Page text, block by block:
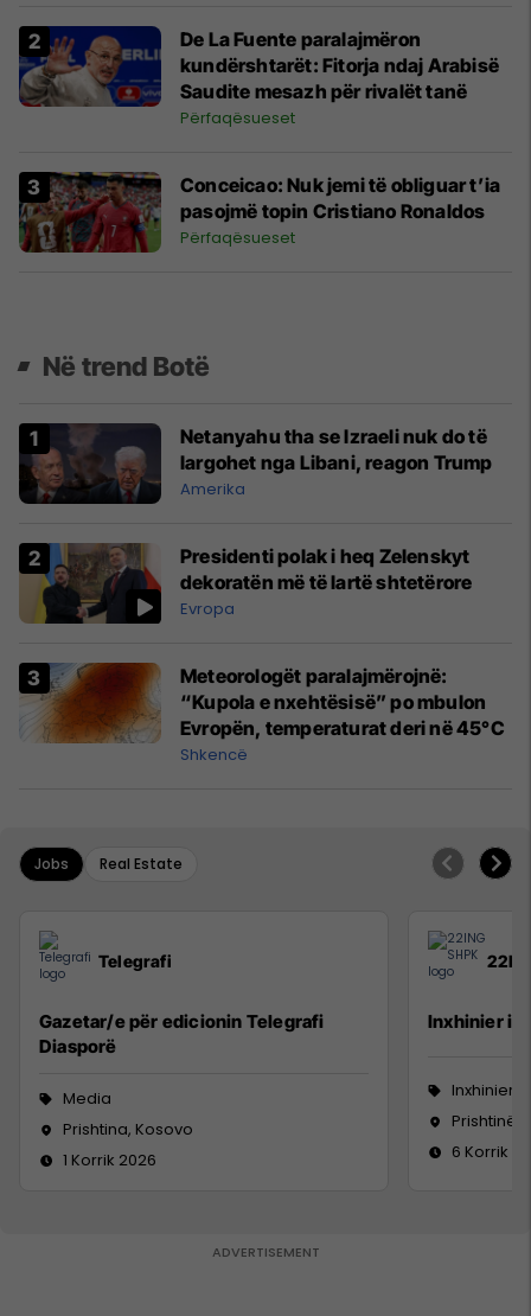
De La Fuente paralajmëron
kundërshtarët: Fitorja ndaj Arabisë
Saudite mesazh për rivalët tanë
Përfaqësueset
Conceicao: Nuk jemi të obliguar t’ia
pasojmë topin Cristiano Ronaldos
Përfaqësueset
Në trend Botë
Netanyahu tha se Izraeli nuk do të
largohet nga Libani, reagon Trump
Amerika
Presidenti polak i heq Zelenskyt
dekoratën më të lartë shtetërore
Evropa
Meteorologët paralajmërojnë:
“Kupola e nxehtësisë” po mbulon
Evropën, temperaturat deri në 45°C
Shkencë
Jobs Real Estate
Telegrafi
Gazetar/e për edicionin Telegrafi
Diasporë
Media
Prishtina, Kosovo
1 Korrik 2026
Inxhinier i
Inxhinieri
Prishtinë
6 Korrik